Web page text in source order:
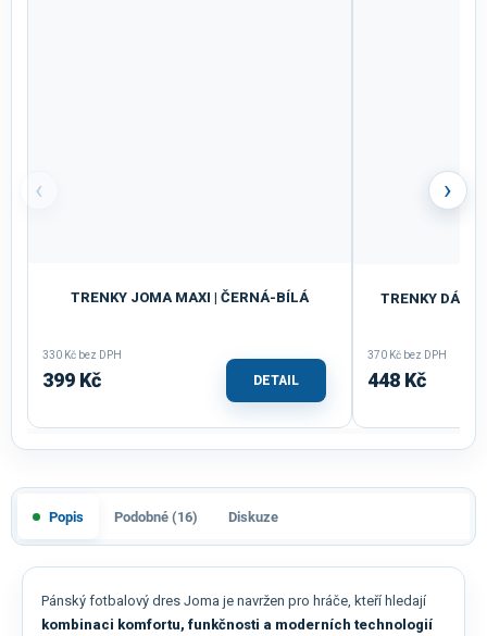
‹
TRENKY JOMA MAXI | ČERNÁ-BÍLÁ
330 Kč bez DPH
399 Kč DETAIL
TRENKY
370 Kč bez DPH
448 Kč
›
Popis Podobné (16) Diskuze
Pánský fotbalový dres Joma je navržen pro hráče, kteří hledají
kombinaci komfortu, funkčnosti a moderních technologií